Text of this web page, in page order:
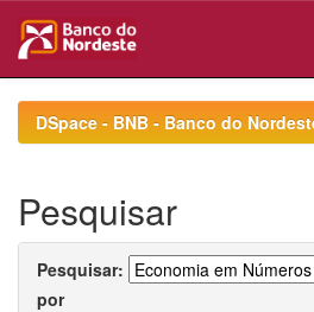
navigationDSpace - BNB - Banco do
Pesquisar
Pesquisar:
por